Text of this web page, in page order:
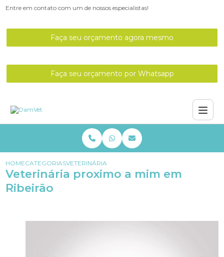
Entre em contato com um de nossos especialistas!
Faça seu orçamento agora mesmo
Faça seu orçamento por Whatsapp
HOMECATEGORIASVETERINÁRIA PROXIMO A MIM EM RIBEIRÃO
Veterinária proximo a mim em
Ribeirão